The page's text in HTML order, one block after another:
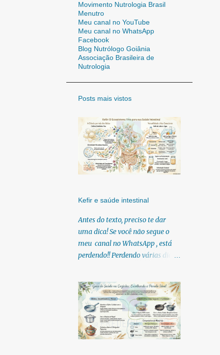
Movimento Nutrologia Brasil
Menutro
Meu canal no YouTube
Meu canal no WhatsApp
Facebook
Blog Nutrólogo Goiânia
Associação Brasileira de
Nutrologia
Posts mais vistos
Kefir e saúde intestinal
Antes do texto, preciso te dar
uma dica! Se você não segue o
meu canal no WhatsApp , está
perdendo!! Perdendo várias dicas,
infográficos, o link para
download dos meus e-books.
Para acessar clique no link:
https://whatsapp.com/channel/0
029Vb6U4AqKgsNzkBhubA40